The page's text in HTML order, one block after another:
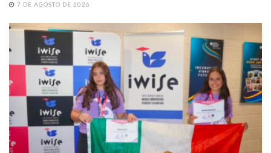
7 DE AGOSTO DE 2026